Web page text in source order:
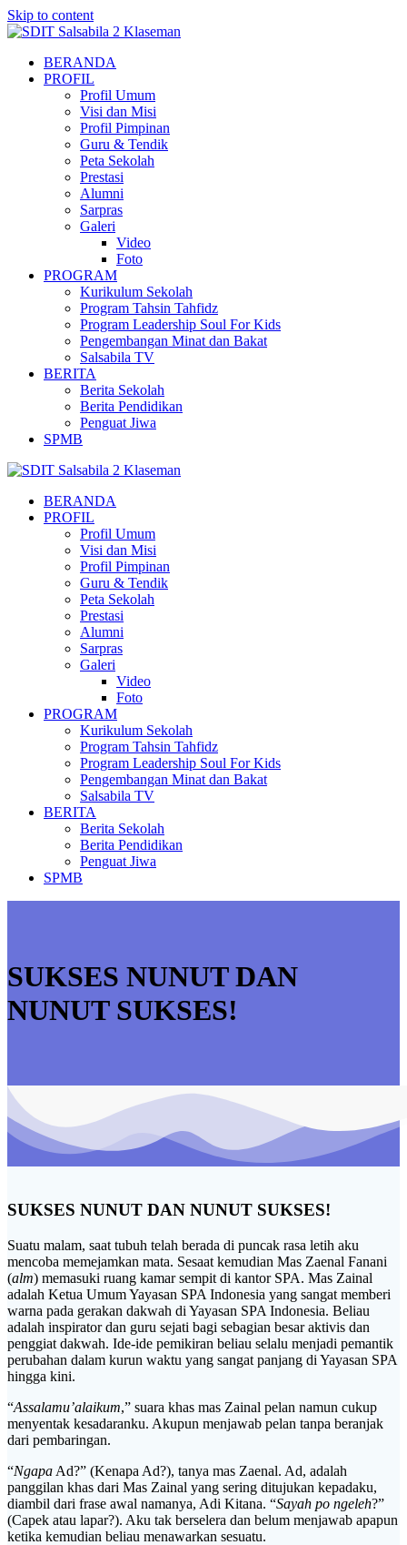
Skip to content
BERANDA
PROFIL
Profil Umum
Visi dan Misi
Profil Pimpinan
Guru & Tendik
Peta Sekolah
Prestasi
Alumni
Sarpras
Galeri
Video
Foto
PROGRAM
Kurikulum Sekolah
Program Tahsin Tahfidz
Program Leadership Soul For Kids
Pengembangan Minat dan Bakat
Salsabila TV
BERITA
Berita Sekolah
Berita Pendidikan
Penguat Jiwa
SPMB
BERANDA
PROFIL
Profil Umum
Visi dan Misi
Profil Pimpinan
Guru & Tendik
Peta Sekolah
Prestasi
Alumni
Sarpras
Galeri
Video
Foto
PROGRAM
Kurikulum Sekolah
Program Tahsin Tahfidz
Program Leadership Soul For Kids
Pengembangan Minat dan Bakat
Salsabila TV
BERITA
Berita Sekolah
Berita Pendidikan
Penguat Jiwa
SPMB
SUKSES NUNUT DAN
NUNUT SUKSES!
SUKSES NUNUT DAN NUNUT SUKSES!
Suatu malam, saat tubuh telah berada di puncak rasa letih aku
mencoba memejamkan mata. Sesaat kemudian Mas Zaenal Fanani
(alm) memasuki ruang kamar sempit di kantor SPA. Mas Zainal
adalah Ketua Umum Yayasan SPA Indonesia yang sangat memberi
warna pada gerakan dakwah di Yayasan SPA Indonesia. Beliau
adalah inspirator dan guru sejati bagi sebagian besar aktivis dan
penggiat dakwah. Ide-ide pemikiran beliau selalu menjadi pemantik
perubahan dalam kurun waktu yang sangat panjang di Yayasan SPA
hingga kini.
“Assalamu’alaikum,” suara khas mas Zainal pelan namun cukup
menyentak kesadaranku. Akupun menjawab pelan tanpa beranjak
dari pembaringan.
“Ngapa Ad?” (Kenapa Ad?), tanya mas Zaenal. Ad, adalah
panggilan khas dari Mas Zainal yang sering ditujukan kepadaku,
diambil dari frase awal namanya, Adi Kitana. “Sayah po ngeleh?”
(Capek atau lapar?). Aku tak berselera dan belum menjawab apapun
ketika kemudian beliau menawarkan sesuatu.